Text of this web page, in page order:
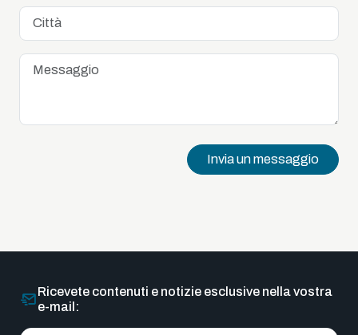
Invia un messaggio
Ricevete contenuti e notizie esclusive nella vostra
e-mail: